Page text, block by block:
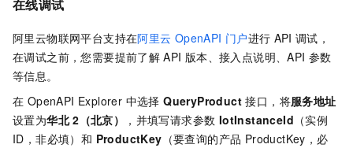
在线调试
阿里云物联网平台支持在阿里云 OpenAPI 门户进行 API 调试，
在调试之前，您需要提前了解 API 版本、接入点说明、API 参数
等信息。
在 OpenAPI Explorer 中选择QueryProduct 接口，将服务地址
设置为华北 2（北京） ，并填写请求参数 IotInstanceId （实例
ID，非必填）和 ProductKey （要查询的产品 ProductKey，必